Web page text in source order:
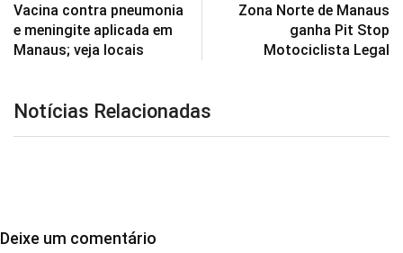
Vacina contra pneumonia
e meningite aplicada em
Manaus; veja locais
Zona Norte de Manaus
ganha Pit Stop
Motociclista Legal
Notícias Relacionadas
Deixe um comentário